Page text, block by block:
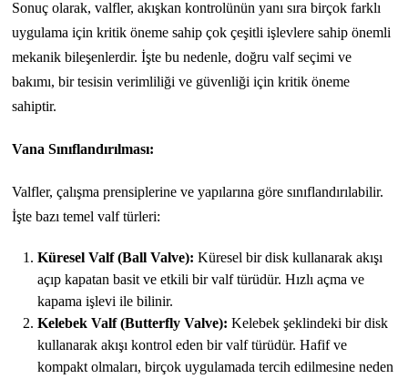
Sonuç olarak, valfler, akışkan kontrolünün yanı sıra birçok farklı
uygulama için kritik öneme sahip çok çeşitli işlevlere sahip önemli
mekanik bileşenlerdir. İşte bu nedenle, doğru valf seçimi ve
bakımı, bir tesisin verimliliği ve güvenliği için kritik öneme
sahiptir.
Vana Sınıflandırılması:
Valfler, çalışma prensiplerine ve yapılarına göre sınıflandırılabilir.
İşte bazı temel valf türleri:
Küresel Valf (Ball Valve): Küresel bir disk kullanarak akışı
açıp kapatan basit ve etkili bir valf türüdür. Hızlı açma ve
kapama işlevi ile bilinir.
Kelebek Valf (Butterfly Valve): Kelebek şeklindeki bir disk
kullanarak akışı kontrol eden bir valf türüdür. Hafif ve
kompakt olmaları, birçok uygulamada tercih edilmesine neden